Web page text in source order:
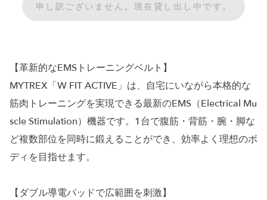
申し訳ございません。現在貸し出し中です。
【革新的なEMSトレーニングベルト】
MYTREX「W FIT ACTIVE」は、自宅にいながら本格的な
筋肉トレーニングを実現できる最新のEMS（Electrical Mu
scle Stimulation）機器です。1台で腹筋・背筋・腕・脚な
ど複数部位を同時に鍛えることができ、効率よく理想のボ
ディを目指せます。
【ダブル導電パッドで広範囲を刺激】